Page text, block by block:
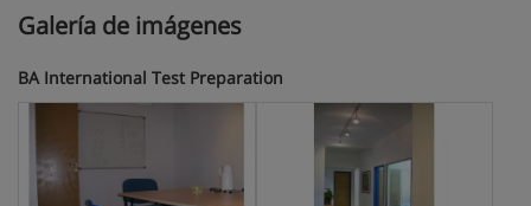
Galería de imágenes
BA International Test Preparation